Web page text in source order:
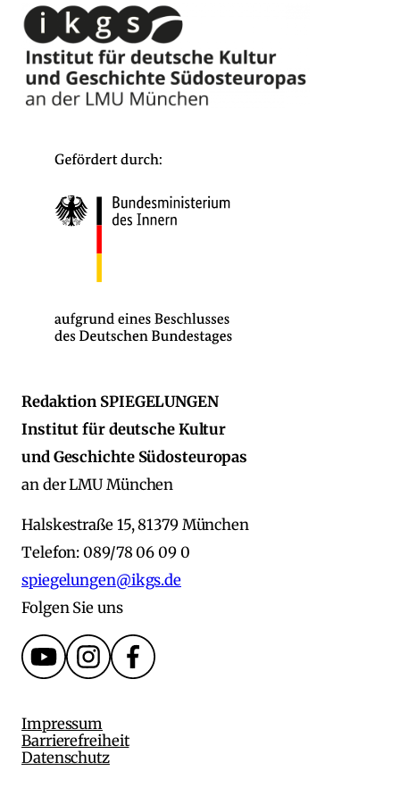
Redaktion SPIEGELUNGEN
Institut für deutsche Kultur
und Geschichte Südosteuropas
an der LMU München
Halskestraße 15, 81379 München
Telefon: 089/78 06 09 0
spiegelungen@ikgs.de
Folgen Sie uns
Impressum
Barrierefreiheit
Datenschutz